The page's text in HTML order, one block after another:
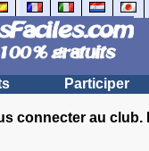
Participer
connecter au club.